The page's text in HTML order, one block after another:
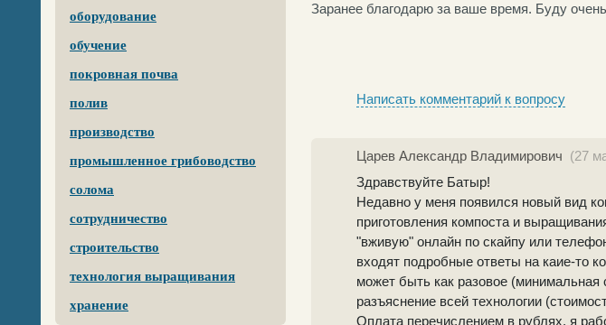
оборудование
обучение
покровная почва
полив
производство
промышленное грибоводство
солома
сотрудничество
строительство
технология выращивания
хранение
Заранее благодарю за ваше время. Буду очень
Написать комментарий к вопросу
Царев Александр Владимирович (27
Здравствуйте Батыр!
Недавно у меня появился новый вид
приготовления компоста и
"вживую" онлайн по скайпу или
входят подробные ответы на каие-то
может быть как разовое (минимальная
разъяснение всей технологии
Оплата перечислением в рублях, я